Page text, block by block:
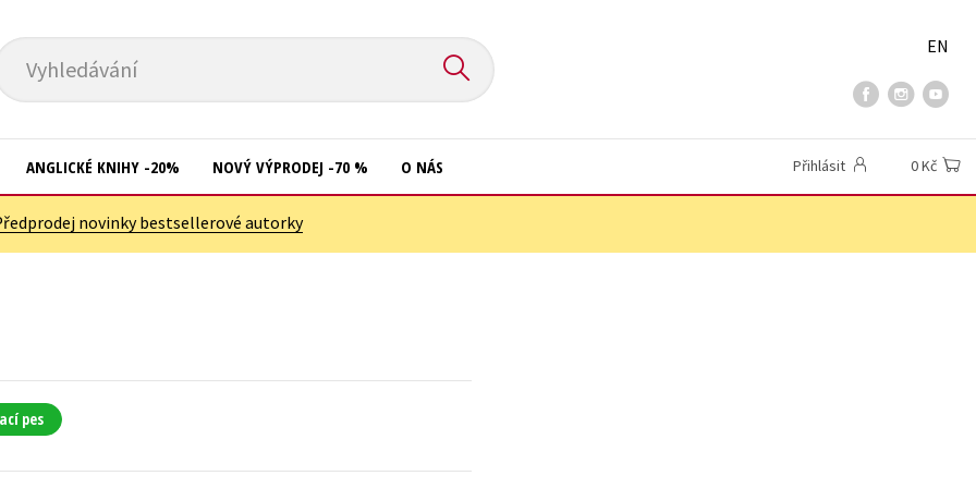
Vyhledávání
EN
ANGLICKÉ KNIHY -20% NOVÝ VÝPRODEJ -70 % O NÁS Přihlásit 0 Kč
novinky bestsellerové autorky
pes